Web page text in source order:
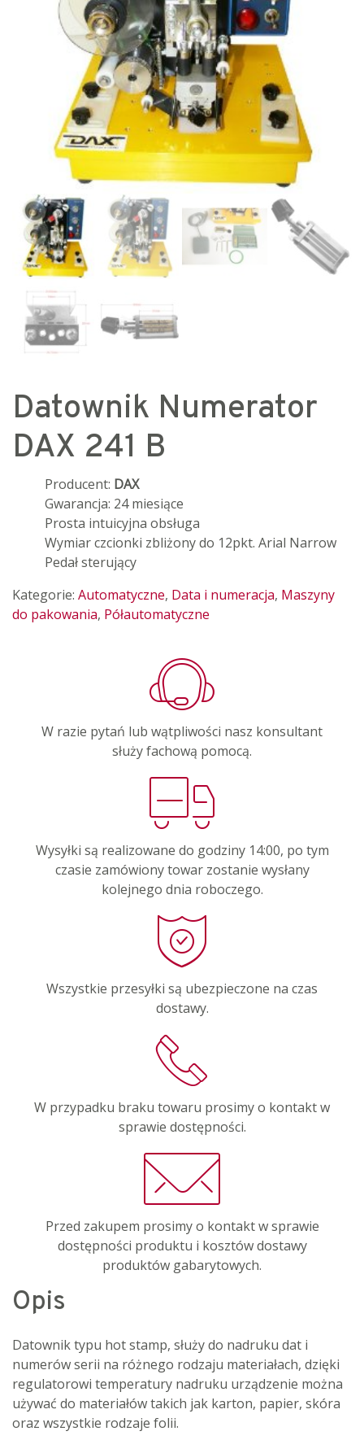
Datownik Numerator
DAX 241 B
Producent: DAX
Gwarancja: 24 miesiące
Prosta intuicyjna obsługa
Wymiar czcionki zbliżony do 12pkt. Arial Narrow
Pedał sterujący
Kategorie: Automatyczne, Data i numeracja, Maszyny
do pakowania, Półautomatyczne
W razie pytań lub wątpliwości nasz konsultant
służy fachową pomocą.
Wysyłki są realizowane do godziny 14:00, po tym
czasie zamówiony towar zostanie wysłany
kolejnego dnia roboczego.
Wszystkie przesyłki są ubezpieczone na czas
dostawy.
W przypadku braku towaru prosimy o kontakt w
sprawie dostępności.
Przed zakupem prosimy o kontakt w sprawie
dostępności produktu i kosztów dostawy
produktów gabarytowych.
Opis
Datownik typu hot stamp, służy do nadruku dat i
numerów serii na różnego rodzaju materiałach, dzięki
regulatorowi temperatury nadruku urządzenie można
używać do materiałów takich jak karton, papier, skóra
oraz wszystkie rodzaje folii.